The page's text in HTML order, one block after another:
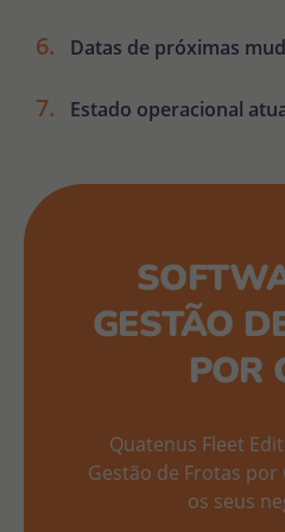
Datas de próximas
Estado operacional
GESTÃO
POR
Quatenus Fleet
Gestão de Frotas por
os seus